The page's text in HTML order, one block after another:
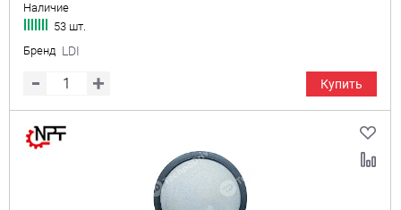
Наличие
53 шт.
Бренд LDI
Купить